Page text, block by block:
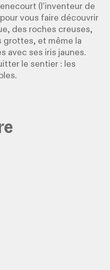
(l’inventeur de
vous faire découvrir
des roches creuses,
grottes, et même la
avec ses iris jaunes.
le sentier : les